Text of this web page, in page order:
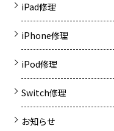
iPad修理
iPhone修理
iPod修理
Switch修理
お知らせ